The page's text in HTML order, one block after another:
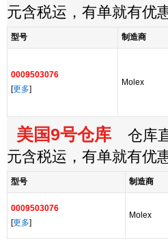
元含税运，有单就有优
型号 制造商
0009503076
[更多]
Molex
美国9号仓库 仓库
元含税运，有单就有优
型号 制造商
0009503076
[更多]
Molex